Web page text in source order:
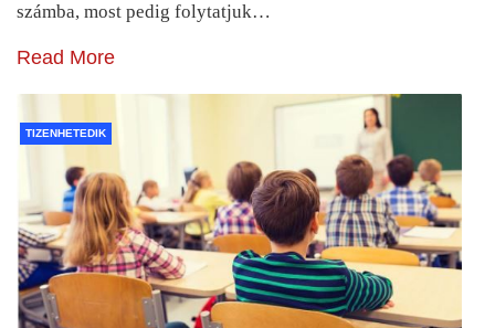
számba, most pedig folytatjuk…
Read More
TIZENHETEDIK